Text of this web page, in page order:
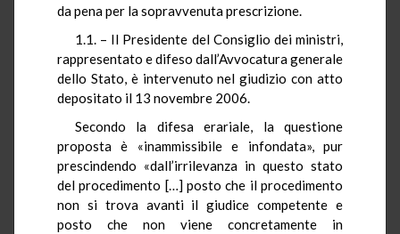
da pena per la sopravvenuta prescrizione.
1.1. – Il Presidente del Consiglio dei ministri,
rappresentato e difeso dall’Avvocatura generale
dello Stato, è intervenuto nel giudizio con atto
depositato il 13 novembre 2006.
Secondo la difesa erariale, la questione
proposta è «inammissibile e infondata», pur
prescindendo «dall’irrilevanza in questo stato
del procedimento […] posto che il procedimento
non si trova avanti il giudice competente e
posto che non viene concretamente in